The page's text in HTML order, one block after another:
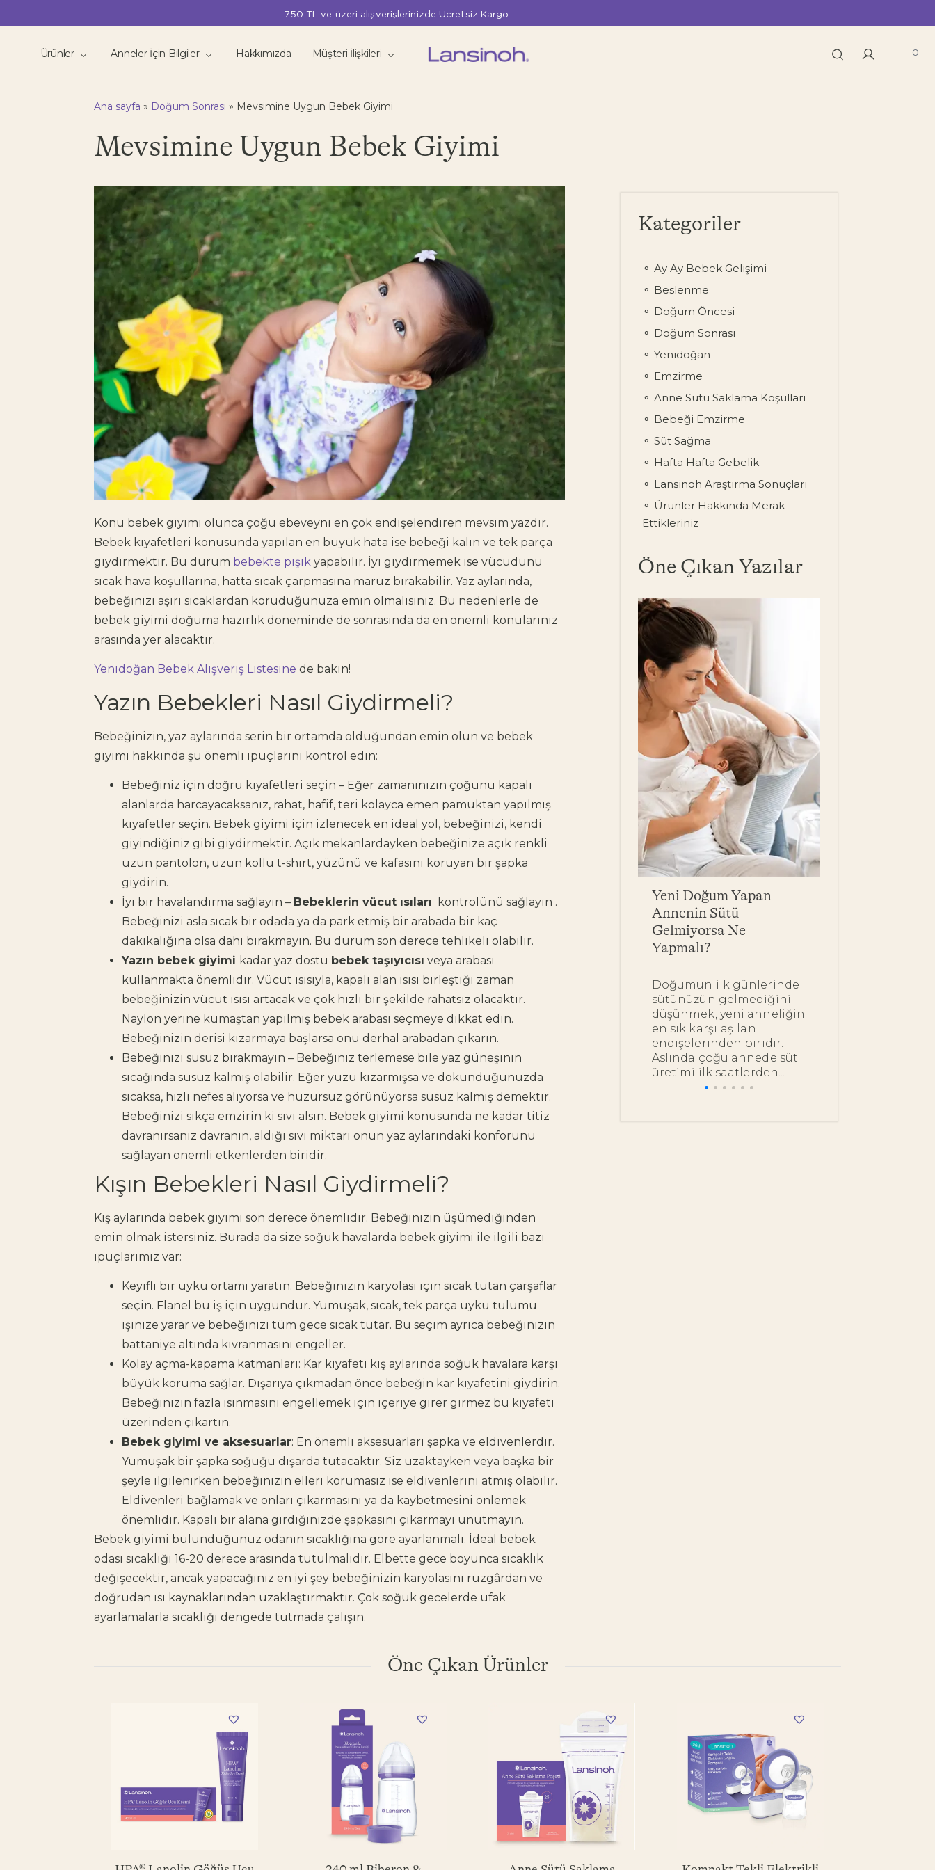
750 TL ve üzeri alışverişlerinizde Ücretsiz Kargo
Ürünler Anneler İçin Bilgiler Hakkımızda Müşteri İlişkileri 0
Ana sayfa » Doğum Sonrası » Mevsimine Uygun Bebek Giyimi
Mevsimine Uygun Bebek Giyimi
Konu bebek giyimi olunca çoğu ebeveyni en çok endişelendiren mevsim yazdır.
Bebek kıyafetleri konusunda yapılan en büyük hata ise bebeği kalın ve tek parça
giydirmektir. Bu durum bebekte pişik yapabilir. İyi giydirmemek ise vücudunu
sıcak hava koşullarına, hatta sıcak çarpmasına maruz bırakabilir. Yaz aylarında,
bebeğinizi aşırı sıcaklardan koruduğunuza emin olmalısınız. Bu nedenlerle de
bebek giyimi doğuma hazırlık döneminde de sonrasında da en önemli konularınız
arasında yer alacaktır.
Yenidoğan Bebek Alışveriş Listesine de bakın!
Yazın Bebekleri Nasıl Giydirmeli?
Bebeğinizin, yaz aylarında serin bir ortamda olduğundan emin olun ve bebek
giyimi hakkında şu önemli ipuçlarını kontrol edin:
Bebeğiniz için doğru kıyafetleri seçin – Eğer zamanınızın çoğunu kapalı
alanlarda harcayacaksanız, rahat, hafif, teri kolayca emen pamuktan yapılmış
kıyafetler seçin. Bebek giyimi için izlenecek en ideal yol, bebeğinizi, kendi
giyindiğiniz gibi giydirmektir. Açık mekanlardayken bebeğinize açık renkli
uzun pantolon, uzun kollu t-shirt, yüzünü ve kafasını koruyan bir şapka
giydirin.
İyi bir havalandırma sağlayın – Bebeklerin vücut ısıları kontrolünü sağlayın .
Bebeğinizi asla sıcak bir odada ya da park etmiş bir arabada bir kaç
dakikalığına olsa dahi bırakmayın. Bu durum son derece tehlikeli olabilir.
Yazın bebek giyimi kadar yaz dostu bebek taşıyıcısı veya arabası
kullanmakta önemlidir. Vücut ısısıyla, kapalı alan ısısı birleştiği zaman
bebeğinizin vücut ısısı artacak ve çok hızlı bir şekilde rahatsız olacaktır.
Naylon yerine kumaştan yapılmış bebek arabası seçmeye dikkat edin.
Bebeğinizin derisi kızarmaya başlarsa onu derhal arabadan çıkarın.
Bebeğinizi susuz bırakmayın – Bebeğiniz terlemese bile yaz güneşinin
sıcağında susuz kalmış olabilir. Eğer yüzü kızarmışsa ve dokunduğunuzda
sıcaksa, hızlı nefes alıyorsa ve huzursuz görünüyorsa susuz kalmış demektir.
Bebeğinizi sıkça emzirin ki sıvı alsın. Bebek giyimi konusunda ne kadar titiz
davranırsanız davranın, aldığı sıvı miktarı onun yaz aylarındaki konforunu
sağlayan önemli etkenlerden biridir.
Kışın Bebekleri Nasıl Giydirmeli?
Kış aylarında bebek giyimi son derece önemlidir. Bebeğinizin üşümediğinden
emin olmak istersiniz. Burada da size soğuk havalarda bebek giyimi ile ilgili bazı
ipuçlarımız var:
Keyifli bir uyku ortamı yaratın. Bebeğinizin karyolası için sıcak tutan çarşaflar
seçin. Flanel bu iş için uygundur. Yumuşak, sıcak, tek parça uyku tulumu
işinize yarar ve bebeğinizi tüm gece sıcak tutar. Bu seçim ayrıca bebeğinizin
battaniye altında kıvranmasını engeller.
Kolay açma-kapama katmanları: Kar kıyafeti kış aylarında soğuk havalara karşı
büyük koruma sağlar. Dışarıya çıkmadan önce bebeğin kar kıyafetini giydirin.
Bebeğinizin fazla ısınmasını engellemek için içeriye girer girmez bu kıyafeti
üzerinden çıkartın.
Bebek giyimi ve aksesuarlar: En önemli aksesuarları şapka ve eldivenlerdir.
Yumuşak bir şapka soğuğu dışarda tutacaktır. Siz uzaktayken veya başka bir
şeyle ilgilenirken bebeğinizin elleri korumasız ise eldivenlerini atmış olabilir.
Eldivenleri bağlamak ve onları çıkarmasını ya da kaybetmesini önlemek
önemlidir. Kapalı bir alana girdiğinizde şapkasını çıkarmayı unutmayın.
Bebek giyimi bulunduğunuz odanın sıcaklığına göre ayarlanmalı. İdeal bebek
odası sıcaklığı 16-20 derece arasında tutulmalıdır. Elbette gece boyunca sıcaklık
değişecektir, ancak yapacağınız en iyi şey bebeğinizin karyolasını rüzgârdan ve
doğrudan ısı kaynaklarından uzaklaştırmaktır. Çok soğuk gecelerde ufak
ayarlamalarla sıcaklığı dengede tutmada çalışın.
Kategoriler
Ay Ay Bebek Gelişimi
Beslenme
Doğum Öncesi
Doğum Sonrası
Yenidoğan
Emzirme
Anne Sütü Saklama Koşulları
Bebeği Emzirme
Süt Sağma
Hafta Hafta Gebelik
Lansinoh Araştırma Sonuçları
Ürünler Hakkında Merak
Ettikleriniz
Öne Çıkan Yazılar
Doula Nedir, Ne Yapar?
Doula Hakkında
Bilinmesi Gerekenler
Doğum yaklaştıkça pek
çok anne adayının
aklında benzer bir soru
beliriyor: "Bu süreçte
yanımda, bana güç
verecek birileri olsa…"
Heyecan,...
Yeni Doğum Yapan
Annenin Sütü
Gelmiyorsa Ne
Yapmalı?
Doğumun ilk günlerinde
sütünüzün gelmediğini
düşünmek, yeni anneliğin
en sık karşılaşılan
endişelerinden biridir.
Aslında çoğu annede süt
üretimi ilk saatlerden...
Öne Çıkan Ürünler